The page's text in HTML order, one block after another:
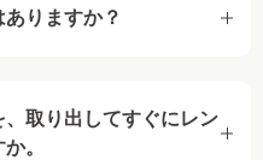
りますか？
取り出してすぐにレン
。